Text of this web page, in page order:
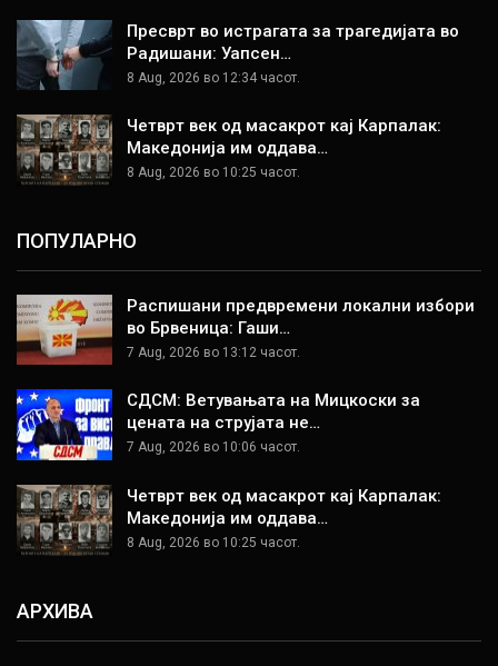
Пресврт во истрагата за трагедијата во
Радишани: Уапсен…
8 Aug, 2026 во 12:34 часот.
Четврт век од масакрот кај Карпалак:
Македонија им оддава…
8 Aug, 2026 во 10:25 часот.
ПОПУЛАРНО
Распишани предвремени локални избори
во Брвеница: Гаши…
7 Aug, 2026 во 13:12 часот.
СДСМ: Ветувањата на Мицкоски за
цената на струјата не…
7 Aug, 2026 во 10:06 часот.
Четврт век од масакрот кај Карпалак:
Македонија им оддава…
8 Aug, 2026 во 10:25 часот.
АРХИВА